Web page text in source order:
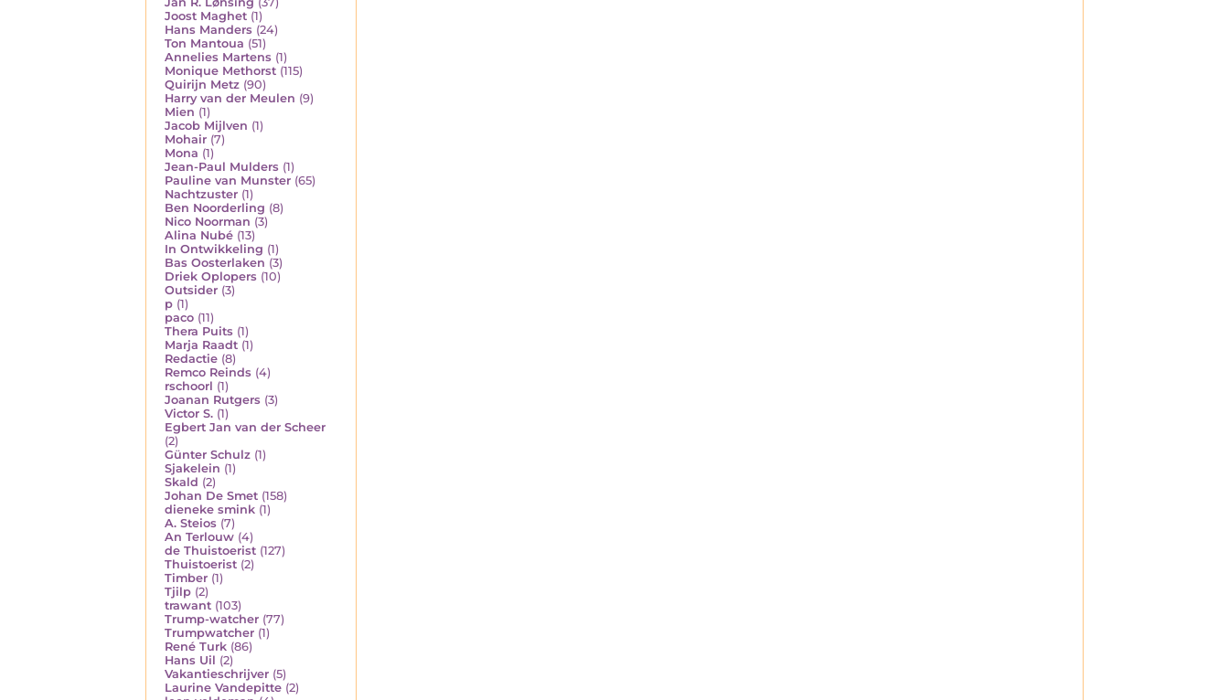
Joost Maghet (1)
Hans Manders (24)
Ton Mantoua (51)
Annelies Martens (1)
Monique Methorst (115)
Quirijn Metz (90)
Harry van der Meulen (9)
Mien (1)
Jacob Mijlven (1)
Mohair (7)
Mona (1)
Jean-Paul Mulders (1)
Pauline van Munster (65)
Nachtzuster (1)
Ben Noorderling (8)
Nico Noorman (3)
Alina Nubé (13)
In Ontwikkeling (1)
Bas Oosterlaken (3)
Driek Oplopers (10)
Outsider (3)
p (1)
paco (11)
Thera Puits (1)
Marja Raadt (1)
Redactie (8)
Remco Reinds (4)
rschoorl (1)
Joanan Rutgers (3)
Victor S. (1)
Egbert Jan van der Scheer
(2)
Günter Schulz (1)
Sjakelein (1)
Skald (2)
Johan De Smet (158)
dieneke smink (1)
A. Steios (7)
An Terlouw (4)
de Thuistoerist (127)
Thuistoerist (2)
Timber (1)
Tjilp (2)
trawant (103)
Trump-watcher (77)
Trumpwatcher (1)
René Turk (86)
Hans Uil (2)
Vakantieschrijver (5)
Laurine Vandepitte (2)